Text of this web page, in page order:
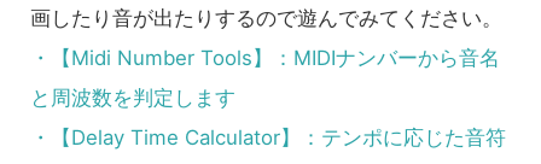
画したり音が出たりするので遊んでみてください。
・【Midi Number Tools】：MIDIナンバーから音名
と周波数を判定します
・【Delay Time Calculator】：テンポに応じた音符